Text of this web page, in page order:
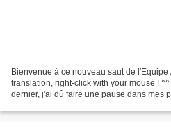
Bienvenue à ce nouveau saut de l'Equipe
translation, right-click with your mouse !
dernier, j'ai dû faire une pause dans mes